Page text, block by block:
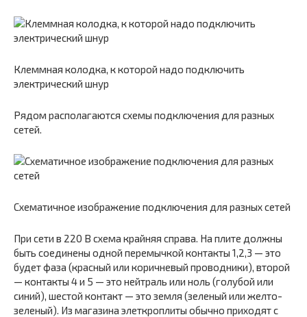
Клеммная колодка, к которой надо подключить
электрический шнур
Рядом располагаются схемы подключения для разных
сетей.
Схематичное изображение подключения для разных сетей
При сети в 220 В схема крайняя справа. На плите должны
быть соединены одной перемычкой контакты 1,2,3 — это
будет фаза (красный или коричневый проводники), второй
— контакты 4 и 5 — это нейтраль или ноль (голубой или
синий), шестой контакт — это земля (зеленый или желто-
зеленый). Из магазина элеткроплиты обычно приходят с